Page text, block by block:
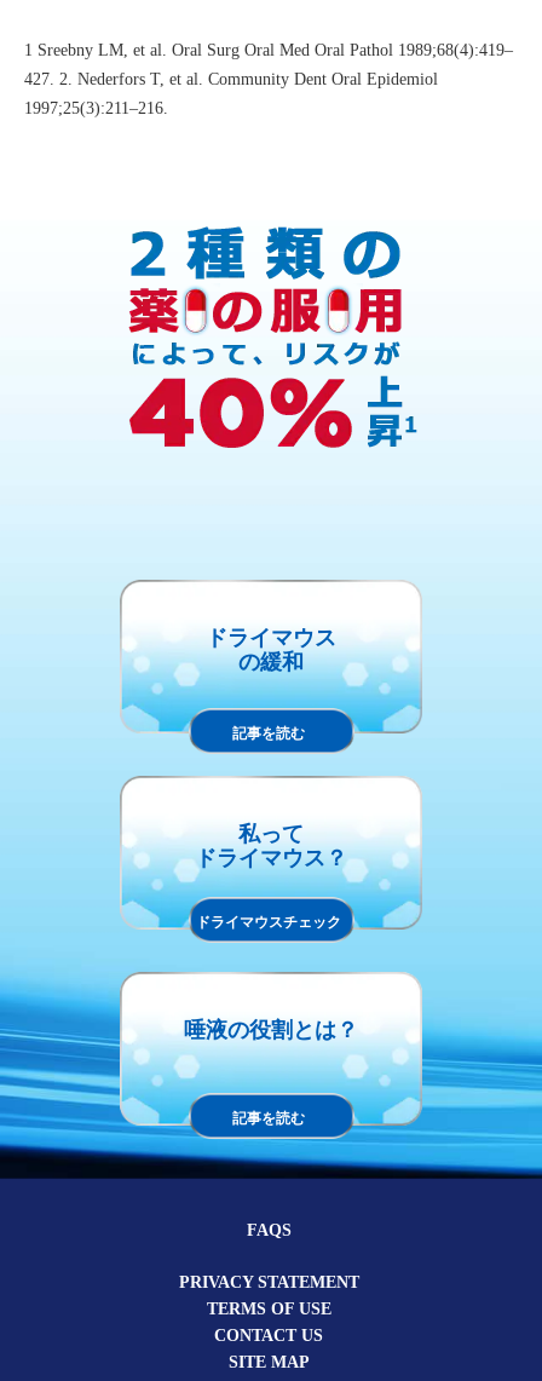
1 Sreebny LM, et al. Oral Surg Oral Med Oral Pathol 1989;68(4):419–
427. 2. Nederfors T, et al. Community Dent Oral Epidemiol
1997;25(3):211–216.
ドライマウス
の緩和
記事を読む
私って
ドライマウス？
ドライマウスチェック
唾液の役割とは？
記事を読む
FAQS
PRIVACY STATEMENT
TERMS OF USE
CONTACT US
SITE MAP